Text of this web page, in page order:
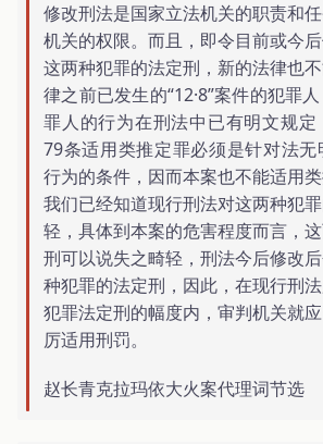
修改刑法是国家立法机关的职责和
机关的权限。而且，即令目前或今
这两种犯罪的法定刑，新的法律也
律之前已发生的“12·8”案件的犯罪
罪人的行为在刑法中已有明文规定
79条适用类推定罪必须是针对法
行为的条件，因而本案也不能适用
我们已经知道现行刑法对这两种犯
轻，具体到本案的危害程度而言，
刑可以说失之畸轻，刑法今后修改
种犯罪的法定刑，因此，在现行刑
犯罪法定刑的幅度内，审判机关就
厉适用刑罚。
赵长青克拉玛依大火案代理词节选